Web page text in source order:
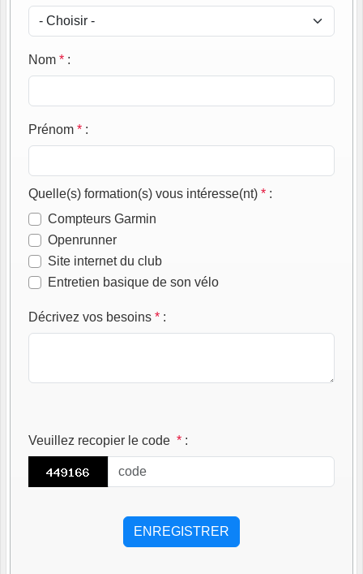
Nom * :
Prénom * :
Quelle(s) formation(s) vous intéresse(nt) * :
Compteurs Garmin
Openrunner
Site internet du club
Entretien basique de son vélo
Décrivez vos besoins * :
Veuillez recopier le code * :